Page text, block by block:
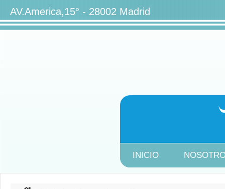
AV.America,15° - 28002
INICIO